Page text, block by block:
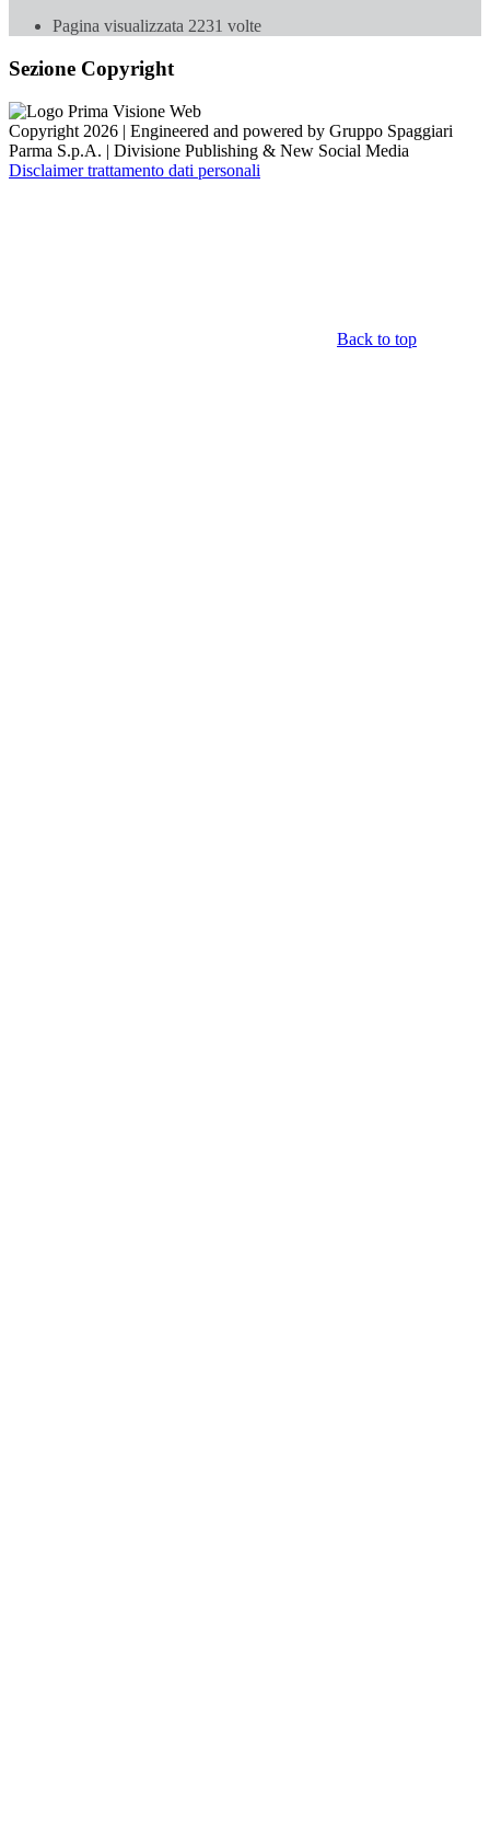
Pagina visualizzata 2231 volte
Sezione Copyright
Copyright 2026 | Engineered and powered by Gruppo Spaggiari
Parma S.p.A. | Divisione Publishing & New Social Media
Disclaimer trattamento dati personali
Back to top